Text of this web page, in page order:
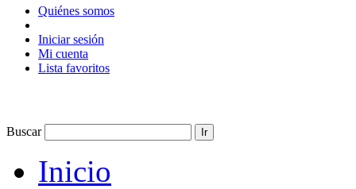
Quiénes somos
Iniciar sesión
Mi cuenta
Lista favoritos
Buscar Ir
Inicio